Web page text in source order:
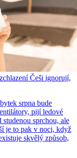
Češi ignorují,
srpna bude
pijí ledové
studenou sprchou, ale
je to pak v noci, když
skvělý způsob,